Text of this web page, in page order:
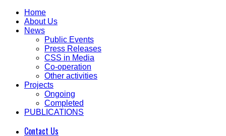
Home
About Us
News
Public Events
Press Releases
CSS in Media
Co-operation
Other activities
Projects
Ongoing
Completed
PUBLICATIONS
Contact Us